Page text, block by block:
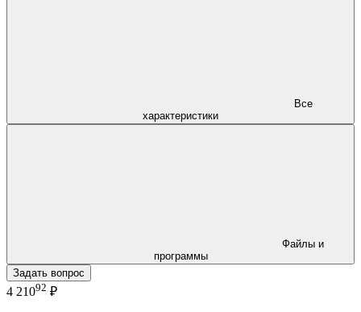
характеристики
программы
Задать вопрос
4 21092 ₽